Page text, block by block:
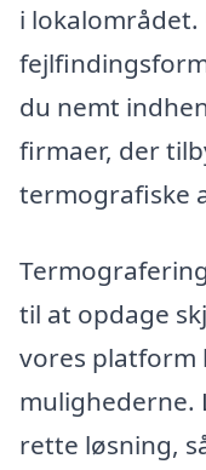
i
du nemt
firmaer, der
termografiske
til at opdage
vores platform
mulighederne.
rette løsning,